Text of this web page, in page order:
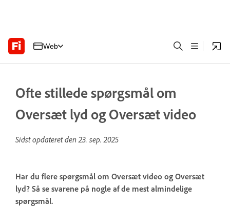
Web
Ofte stillede spørgsmål om
Oversæt lyd og Oversæt video
Sidst opdateret den23. sep. 2025
Har du flere spørgsmål om Oversæt video og Oversæt
lyd? Så se svarene på nogle af de mest almindelige
spørgsmål.